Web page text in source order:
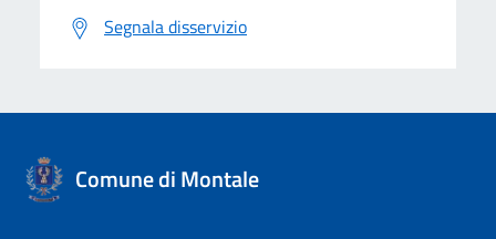
Segnala disservizio
Comune di Montale